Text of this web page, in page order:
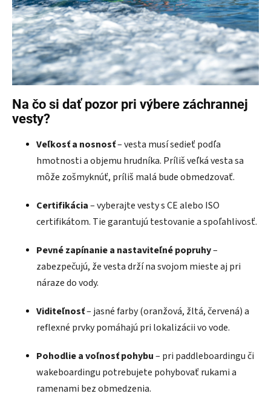
Na čo si dať pozor pri výbere záchrannej
vesty?
Veľkosť a nosnosť– vesta musí sedieť podľa
hmotnosti a objemu hrudníka. Príliš veľká vesta sa
môže zošmyknúť, príliš malá bude obmedzovať.
Certifikácia– vyberajte vesty s CE alebo ISO
certifikátom. Tie garantujú testovanie a spoľahlivosť.
Pevné zapínanie a nastaviteľné popruhy–
zabezpečujú, že vesta drží na svojom mieste aj pri
náraze do vody.
Viditeľnosť– jasné farby (oranžová, žltá, červená) a
reflexné prvky pomáhajú pri lokalizácii vo vode.
Pohodlie a voľnosť pohybu– pri paddleboardingu či
wakeboardingu potrebujete pohybovať rukami a
ramenami bez obmedzenia.